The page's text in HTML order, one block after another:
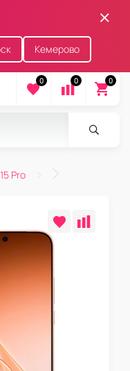
Кемерово
0 0 0
Pro